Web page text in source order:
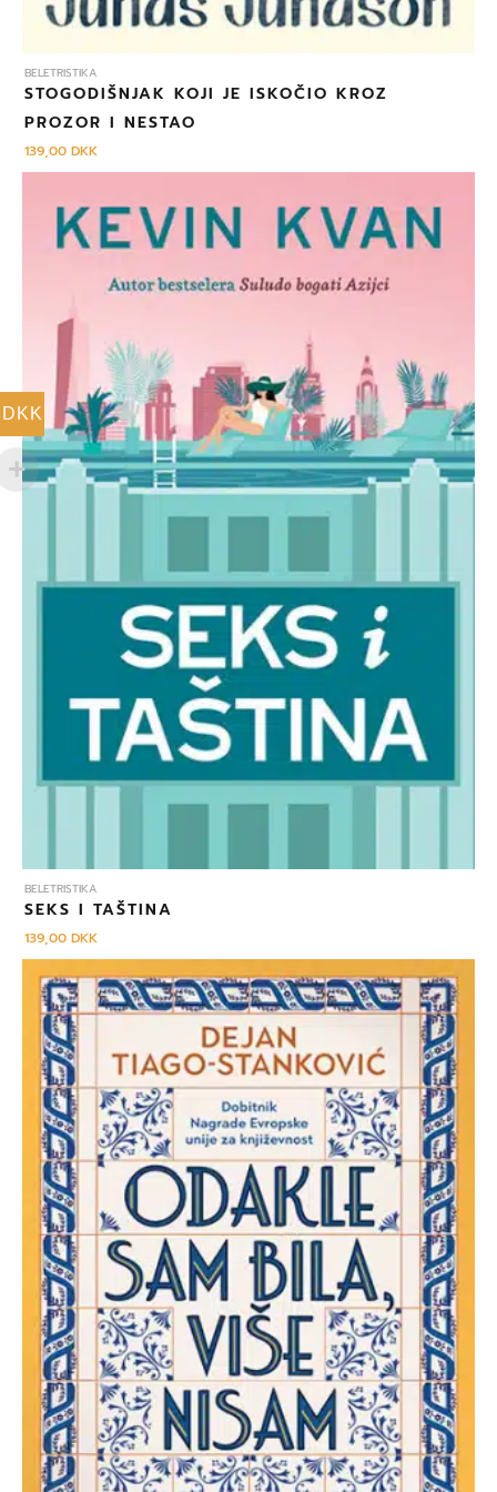
BELETRISTIKA
STOGODIŠNJAK KOJI JE ISKOČIO KROZ
PROZOR I NESTAO
139,00DKK
BELETRISTIKA
SEKS I TAŠTINA
139,00DKK
DKK